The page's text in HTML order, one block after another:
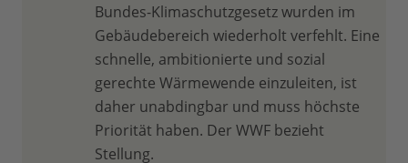
Bundes-Klimaschutzgesetz wurden im
Gebäudebereich wiederholt verfehlt. Eine
schnelle, ambitionierte und sozial
gerechte Wärmewende einzuleiten, ist
daher unabdingbar und muss höchste
Priorität haben. Der WWF bezieht
Stellung.